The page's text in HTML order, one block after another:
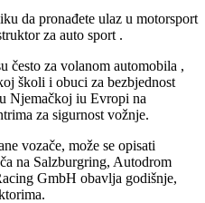
da pronađete ulaz u motorsport
za auto sport .
često za volanom automobila ,
školi i obuci za bezbjednost
Njemačkoj iu Evropi na
za sigurnost vožnje.
vozače, može se opisati
na Salzburgring, Autodrom
GmbH obavlja godišnje,